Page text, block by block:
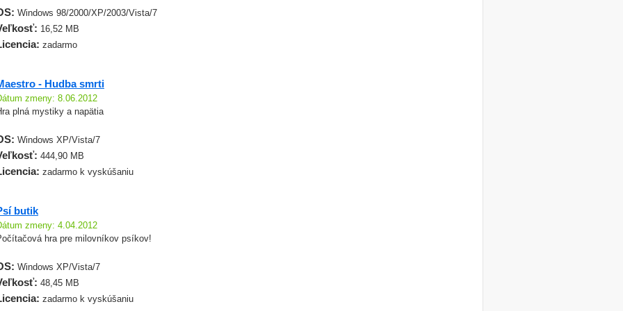
Windows 98/2000/XP/2003/Vista/7
16,52 MB
zadarmo
- Hudba smrti
zmeny: 8.06.2012
plná mystiky a napätia
Windows XP/Vista/7
444,90 MB
zadarmo k vyskúšaniu
butik
zmeny: 4.04.2012
hra pre milovníkov psíkov!
Windows XP/Vista/7
48,45 MB
zadarmo k vyskúšaniu